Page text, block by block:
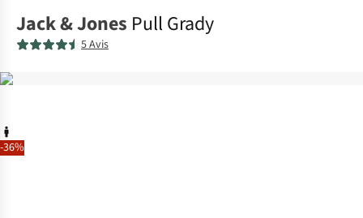
-36%
Jack & Jones Pull Grady
5 Avis